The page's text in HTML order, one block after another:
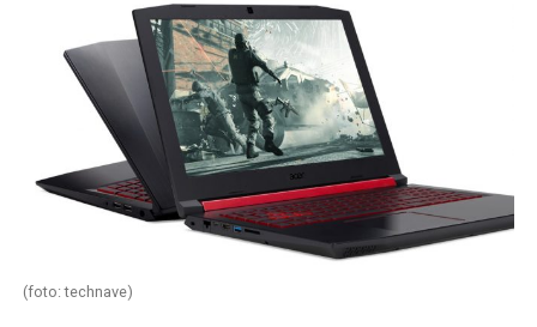
(foto: technave)